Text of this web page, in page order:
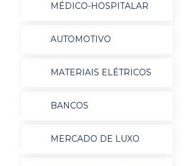
MÉDICO-HOSPITALAR
AUTOMOTIVO
MATERIAIS ELÉTRICOS
BANCOS
MERCADO DE LUXO